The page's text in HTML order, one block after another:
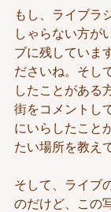
もし、ライブラ
しゃらない方が
ブに残していま
ださいね。そし
したことがある
街をコメントし
にいらしたこと
たい場所を教え
そして、ライブ
のだけど、この